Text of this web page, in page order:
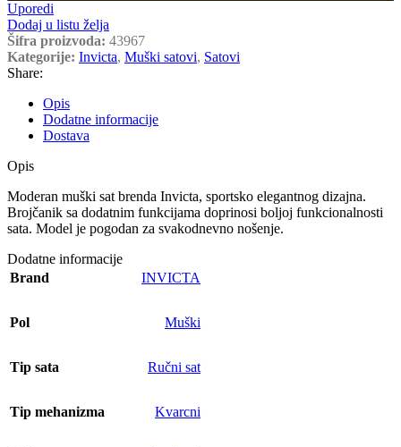
Uporedi
Dodaj u listu želja
Šifra proizvoda: 43967
Kategorije: Invicta, Muški satovi, Satovi
Share:
Opis
Dodatne informacije
Dostava
Opis
Moderan muški sat brenda Invicta, sportsko elegantnog dizajna.
Brojčanik sa dodatnim funkcijama doprinosi boljoj funkcionalnosti
sata. Model je pogodan za svakodnevno nošenje.
Dodatne informacije
Brand
INVICTA
Pol Muški
Tip sata Ručni sat
Tip mehanizma Kvarcni